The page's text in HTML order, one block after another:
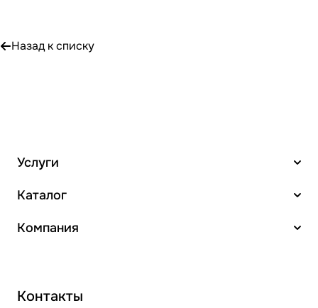
Назад к списку
Услуги
Каталог
Компания
Контакты